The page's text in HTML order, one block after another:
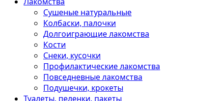
Сушеные натуральные
Колбаски, палочки
Долгоиграющие лакомства
Кости
Снеки, кусочки
Профилактические лакомства
Повседневные лакомства
Подушечки, крокеты
Туалеты, пеленки, пакеты